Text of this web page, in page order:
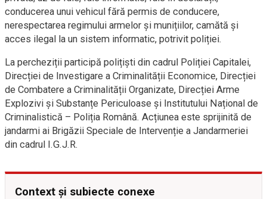
conducerea unui vehicul fără permis de conducere,
nerespectarea regimului armelor și munițiilor, camătă și
acces ilegal la un sistem informatic, potrivit poliției.
La percheziții participă polițiști din cadrul Poliției Capitalei,
Direcției de Investigare a Criminalității Economice, Direcției
de Combatere a Criminalității Organizate, Direcției Arme
Explozivi și Substanțe Periculoase și Institutului Național de
Criminalistică – Poliția Română. Acțiunea este sprijinită de
jandarmi ai Brigăzii Speciale de Intervenție a Jandarmeriei
din cadrul I.G.J.R.
Context și subiecte conexe